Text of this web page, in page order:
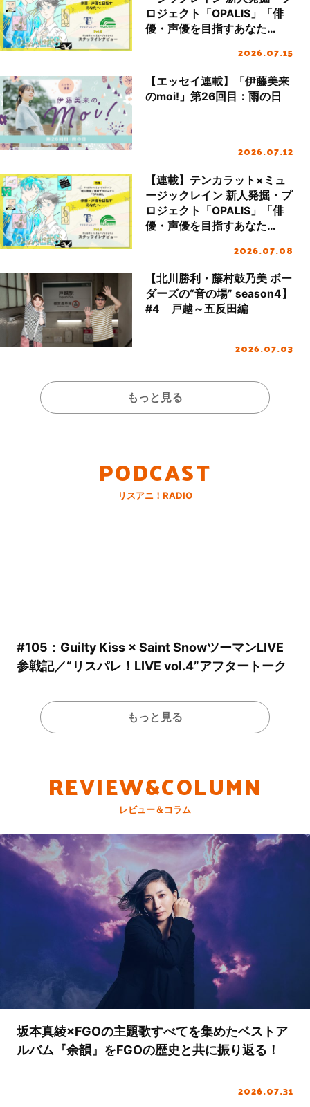
ロジェクト「OPALIS」「俳
優・声優を目指すあなた
×ミュージックレイン スタッ
フインタビュー（後編）
2026.07.15
【エッセイ連載】「伊藤美来
のmoi!」第26回目：雨の日
2026.07.12
【連載】テンカラット×ミュ
ージックレイン 新人発掘・プ
ロジェクト「OPALIS」「俳
優・声優を目指すあなた
×ミュージックレイン スタッ
フインタビュー（前編）
2026.07.08
【北川勝利・藤村鼓乃美 ボー
ダーズの“音の場” season4】
#4 戸越～五反田編
2026.07.03
もっと見る
PODCAST
リスアニ！RADIO
#105：Guilty Kiss × Saint SnowツーマンLIVE
参戦記／“リスパレ！LIVE vol.4”アフタートーク
もっと見る
REVIEW&COLUMN
レビュー＆コラム
坂本真綾×FGOの主題歌すべてを集めたベストア
ルバム『余韻』をFGOの歴史と共に振り返る！
2026.07.31